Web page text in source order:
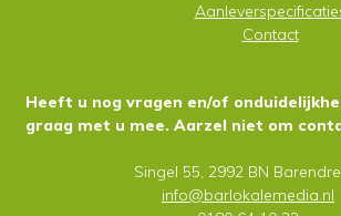
Contact
Heeft u nog vragen en/of
graag met u mee. Aarzel niet om
Singel 55, 2992 BN
info@barlokalemedia.nl